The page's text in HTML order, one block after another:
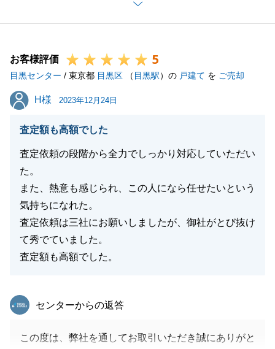
閉じる
お客様評価 5
目黒センター / 東京都 目黒区 （ 目黒駅）の 戸建て を ご売却
H様
H様 2023年12月24日
査定額も高額でした
査定依頼の段階から全力でしっかり対応していただい
た。
また、熱意も感じられ、この人になら任せたいという
気持ちになれた。
査定依頼は三社にお願いしましたが、御社がとび抜け
て秀でていました。
査定額も高額でした。
東急リバブル
センターからの返答
この度は、弊社を通してお取引いただき誠にありがと